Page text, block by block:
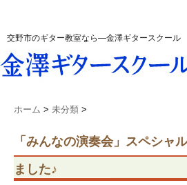
交野市のギター教室なら―金澤ギタースクール
ホーム > 未分類 >
「みんなの演奏会」スペシャ
ました♪